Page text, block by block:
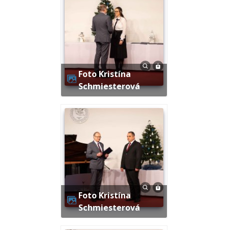
Foto Kristína
Schmiesterová
Foto Kristína
Schmiesterová